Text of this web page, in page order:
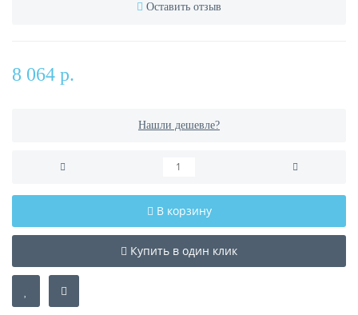
Оставить отзыв
8 064 р.
Нашли дешевле?
В корзину
Купить в один клик